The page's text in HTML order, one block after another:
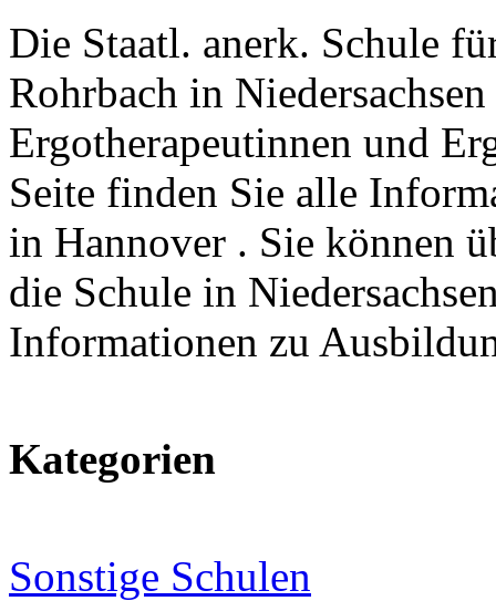
Die Staatl. anerk. Schule
Rohrbach in
Ergotherapeutinnen und
Seite finden Sie alle
in Hannover . Sie können
die Schule in
Informationen zu
Kategorien
Sonstige Schulen